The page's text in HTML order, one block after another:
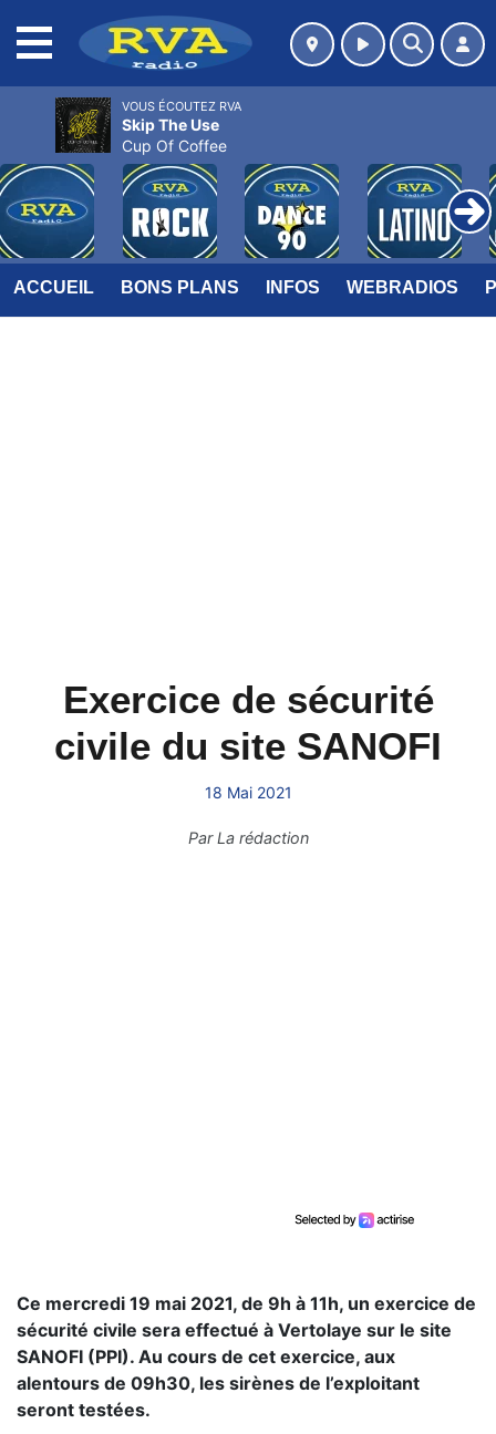
ACCUEIL BONS PLANS INFOS WEBRADIOS
Exercice de sécurité
civile du site SANOFI
18 Mai 2021
ParLa rédaction
Ce mercredi 19 mai 2021, de 9h à 11h, un exercice de
sécurité civile sera effectué à Vertolaye sur le site
SANOFI (PPI). Au cours de cet exercice, aux
alentours de 09h30, les sirènes de l’exploitant
seront testées.
VOUS ÉCOUTEZ RVA
Skip The Use
Cup Of Coffee